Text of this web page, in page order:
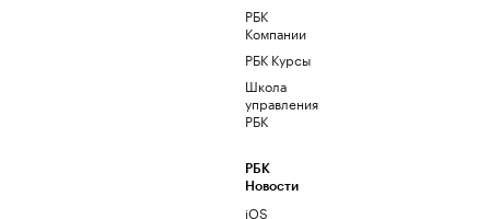
РБК
Компании
РБК Курсы
Школа
управления
РБК
РБК
Новости
iOS